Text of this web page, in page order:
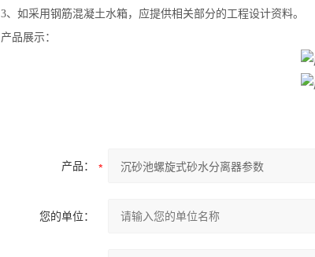
3、如采用钢筋混凝土水箱，应提供相关部分的工程设计资料。
产品展示：
产品：
您的单位：